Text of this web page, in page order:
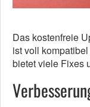
Das kostenfreie
ist voll
bietet viele Fixes